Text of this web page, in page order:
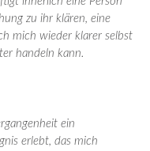
zu ihr klären, eine
mich wieder klarer selbst
handeln kann.
ein
erlebt, das mich